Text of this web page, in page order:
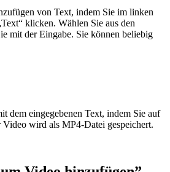
von Text, indem Sie im linken
klicken. Wählen Sie aus den
mit der Eingabe. Sie können beliebig
dem eingegebenen Text, indem Sie auf
wird als MP4-Datei gespeichert.